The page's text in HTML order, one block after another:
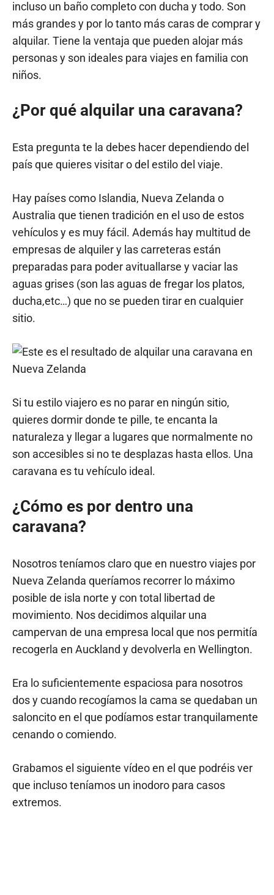
incluso un baño completo con ducha y todo. Son
más grandes y por lo tanto más caras de comprar y
alquilar. Tiene la ventaja que pueden alojar más
personas y son ideales para viajes en familia con
niños.
¿Por qué alquilar una caravana?
Esta pregunta te la debes hacer dependiendo del
país que quieres visitar o del estilo del viaje.
Hay países como Islandia, Nueva Zelanda o
Australia que tienen tradición en el uso de estos
vehículos y es muy fácil. Además hay multitud de
empresas de alquiler y las carreteras están
preparadas para poder avituallarse y vaciar las
aguas grises (son las aguas de fregar los platos,
ducha,etc…) que no se pueden tirar en cualquier
sitio.
Si tu estilo viajero es no parar en ningún sitio,
quieres dormir donde te pille, te encanta la
naturaleza y llegar a lugares que normalmente no
son accesibles si no te desplazas hasta ellos. Una
caravana es tu vehículo ideal.
¿Cómo es por dentro una
caravana?
Nosotros teníamos claro que en nuestro viajes por
Nueva Zelanda queríamos recorrer lo máximo
posible de isla norte y con total libertad de
movimiento. Nos decidimos alquilar una
campervan de una empresa local que nos permitía
recogerla en Auckland y devolverla en Wellington.
Era lo suficientemente espaciosa para nosotros
dos y cuando recogíamos la cama se quedaban un
saloncito en el que podíamos estar tranquilamente
cenando o comiendo.
Grabamos el siguiente vídeo en el que podréis ver
que incluso teníamos un inodoro para casos
extremos.